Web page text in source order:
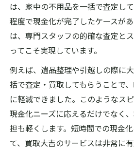
は、家中の不用品を一括で査定し
程度で現金化が完了したケースが
は、専門スタッフの的確な査定と
ってこそ実現しています。
例えば、遺品整理や引越しの際に
括で査定・買取してもらうことで
に軽減できました。このようなス
現金化ニーズに応えるだけでなく
担も軽くします。短時間での現金
て、買取大吉のサービスは非常に有